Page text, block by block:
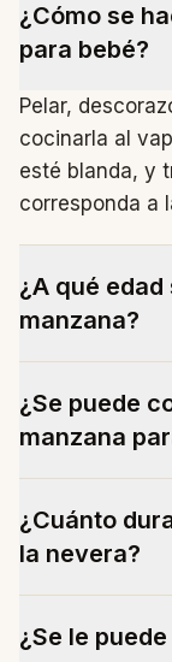
¿Cómo se
para bebé?
Pelar,
cocinarla al
esté blanda, y
corresponda a
¿A qué
manzana?
se sitúa, como
meses. El
valorarlo su
concreto.
¿Se puede
manzana
aguanta bien
Descongela
temperatura
¿Cuánto
la nevera?
Pasado ese
¿Se le